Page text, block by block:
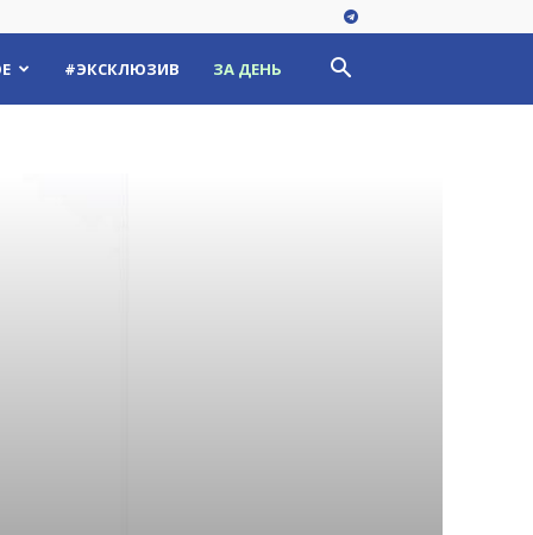
#ЭКСКЛЮЗИВ ЗА ДЕНЬ